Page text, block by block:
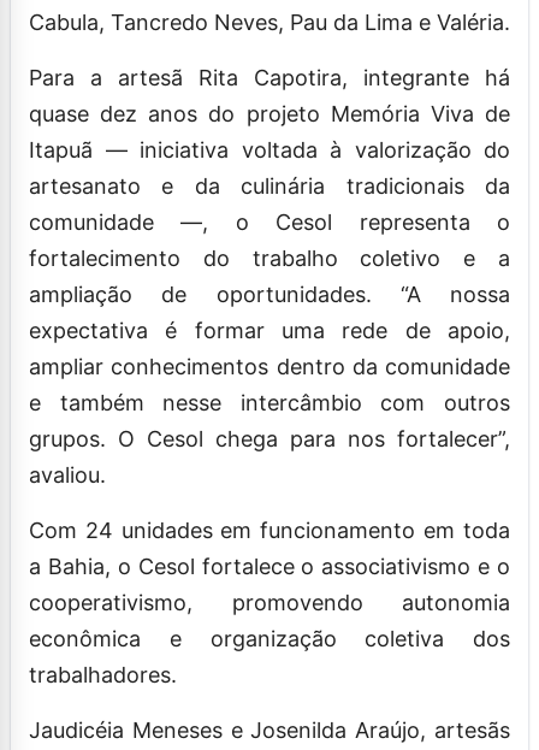
Cabula, Tancredo Neves, Pau da Lima e Valéria.
Para a artesã Rita Capotira, integrante há
quase dez anos do projeto Memória Viva de
Itapuã — iniciativa voltada à valorização do
artesanato e da culinária tradicionais da
comunidade —, o Cesol representa o
fortalecimento do trabalho coletivo e a
ampliação de oportunidades. “A nossa
expectativa é formar uma rede de apoio,
ampliar conhecimentos dentro da comunidade
e também nesse intercâmbio com outros
grupos. O Cesol chega para nos fortalecer”,
avaliou.
Com 24 unidades em funcionamento em toda
a Bahia, o Cesol fortalece o associativismo e o
cooperativismo, promovendo autonomia
econômica e organização coletiva dos
trabalhadores.
Jaudicéia Meneses e Josenilda Araújo, artesãs